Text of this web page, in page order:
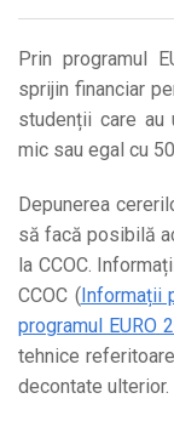
Prin programul
sprijin financiar
studenții care
mic sau egal cu
Depunerea
să facă posibilă
la CCOC.
CCOC (Informații
programul EURO
tehnice
decontate ulterior.